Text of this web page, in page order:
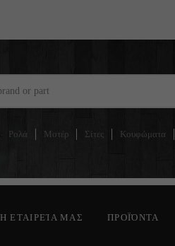
Ρολά Μοτέρ Σίτες Κουφώματα
Η ΕΤΑΙΡΕΊΑ ΜΑΣ ΠΡΟΪΌΝΤΑ